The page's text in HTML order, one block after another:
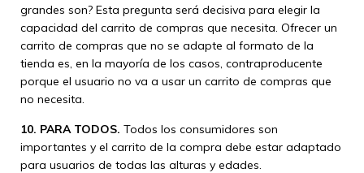
grandes son? Esta pregunta será decisiva para elegir la
capacidad del carrito de compras que necesita. Ofrecer un
carrito de compras que no se adapte al formato de la
tienda es, en la mayoría de los casos, contraproducente
porque el usuario no va a usar un carrito de compras que
no necesita.
10. PARA TODOS. Todos los consumidores son
importantes y el carrito de la compra debe estar adaptado
para usuarios de todas las alturas y edades.